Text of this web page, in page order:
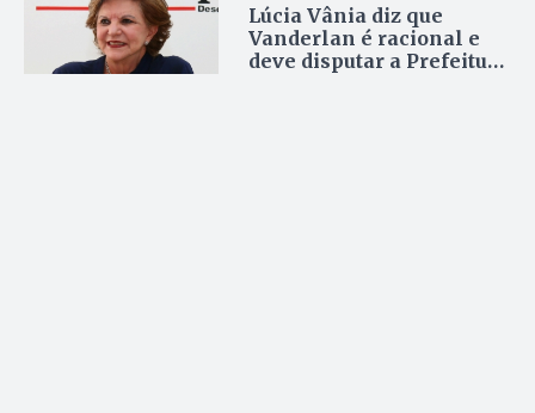
Lúcia Vânia diz que
Vanderlan é racional e
deve disputar a Prefeitura